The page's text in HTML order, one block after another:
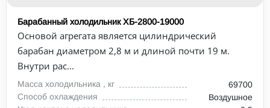
Барабанный холодильник ХБ-2800-19000
Основой агрегата является цилиндрический
барабан диаметром 2,8 м и длиной почти 19 м.
Внутри рас...
Масса холодильника , кг
69700
Способ охлаждения
Воздушное